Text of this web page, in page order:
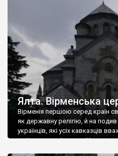
Херсонесі Володимир-язичник,
А потім було Хрещення Русі. На
Ялта. Вірменська
Вірменія першою серед країн
як державну релігію, й на подив
українців, які усіх кавказців
є відданими вірянами Христа